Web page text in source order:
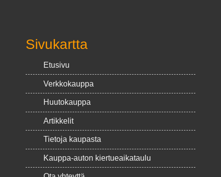
Sivukartta
Etusivu
Verkkokauppa
Huutokauppa
Artikkelit
Tietoja kaupasta
Kauppa-auton kiertueaikataulu